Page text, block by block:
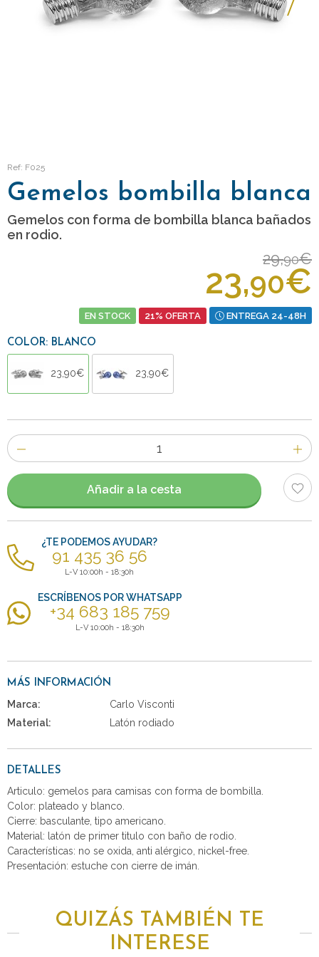
Ref: F025
Gemelos bombilla blanca
Gemelos con forma de bombilla blanca bañados
en rodio.
29,90€
23,90€
EN STOCK 21% OFERTA ENTREGA 24-48H
COLOR: BLANCO
23,90€ 23,90€
Número
de
artículos
Añadir a la cesta
¿TE PODEMOS AYUDAR?
91 435 36 56
L-V 10:00h - 18:30h
ESCRÍBENOS POR WHATSAPP
+34 683 185 759
L-V 10:00h - 18:30h
MÁS INFORMACIÓN
Marca:
Carlo Visconti
Material:
Latón rodiado
DETALLES
Articulo: gemelos para camisas con forma de bombilla.
Color: plateado y blanco.
Cierre: basculante, tipo americano.
Material: latón de primer titulo con baño de rodio.
Características: no se oxida, anti alérgico, nickel-free.
Presentación: estuche con cierre de imán.
QUIZÁS TAMBIÉN TE
INTERESE